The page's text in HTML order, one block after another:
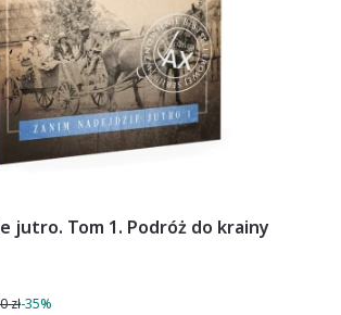
jutro. Tom 1. Podróż do krainy
zł-35%